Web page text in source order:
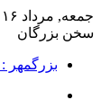
جمعه, مرداد ۱۶ ۱۴۰۵
سخن بزرگان
بزرگمهر